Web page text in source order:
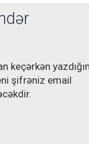
keçərkən
şifrəniz email